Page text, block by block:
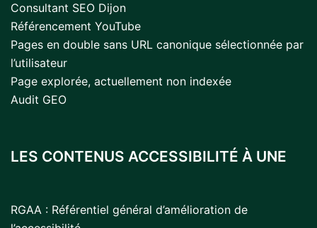
Consultant SEO Dijon
Référencement YouTube
Pages en double sans URL canonique sélectionnée par
l’utilisateur
Page explorée, actuellement non indexée
Audit GEO
LES CONTENUS ACCESSIBILITÉ À UNE
RGAA : Référentiel général d’amélioration de